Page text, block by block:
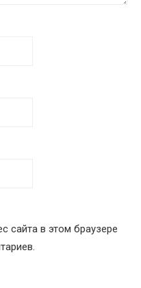
сайта в этом браузере